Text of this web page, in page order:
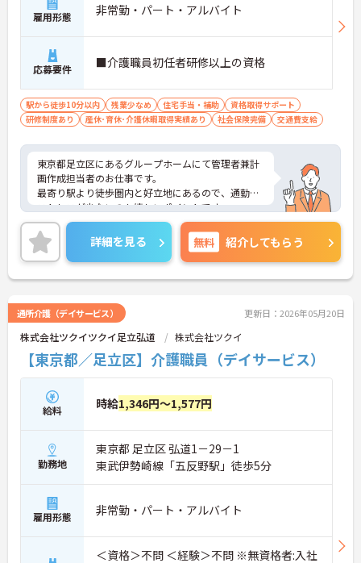
雇用形態 非常勤・パート・アルバイト
応募要件 ■介護職員初任者研修以上の資格
駅から徒歩10分以内 残業少なめ 住宅手当・補助
資格取得サポート
研修制度あり
産休･育休･介護休暇取得実績あり 社会保険完備 交通費支給
東京都足立区にあるグループホームにて管理者兼計
画作成担当者のお仕事です。
最寄り駅より徒歩圏内と好立地にあるので、通勤の
ストレスが少ないのも嬉しいポイントです。
ご興味ある方には、面接対策ポイントなど、さらに
詳細をお話しいたしますのでお気軽にご相談くださ
い。
詳細を見る 無料 紹介してもらう
通所介護（デイサービス） 更新日：2026年05月20日
株式会社ツクイツクイ足立弘道 株式会社ツクイ
【東京都／足立区】介護職員（デイサービス）
給料 時給1,346円～1,577円
勤務地
東京都 足立区 弘道1－29－1
東武伊勢崎線「五反野駅」徒歩5分
雇用形態 非常勤・パート・アルバイト
＜資格＞不問 ＜経験＞不問 ※無資格者:入社